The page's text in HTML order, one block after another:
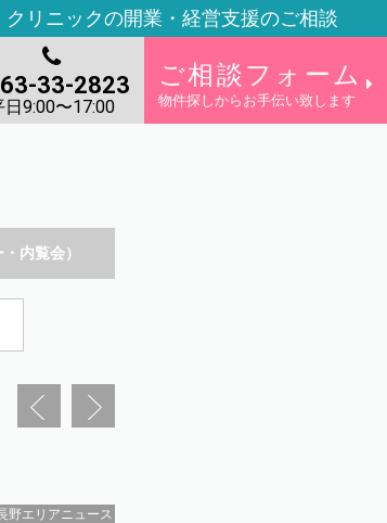
クリニックの開業・経営支援のご相談
33-2823
日9:00〜17:00
ご相談フォーム
物件探しからお手伝い致します
内覧会）
野エリアニュース